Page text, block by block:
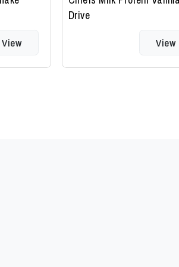
View
Drive
View